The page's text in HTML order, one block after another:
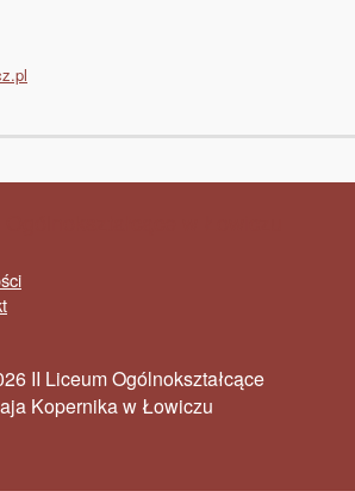
II Liceum Ogólnokształcące
Kopernika w Łowiczu